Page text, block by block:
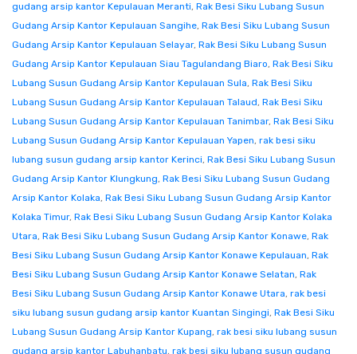
gudang arsip kantor Kepulauan Meranti, Rak Besi Siku Lubang Susun
Gudang Arsip Kantor Kepulauan Sangihe, Rak Besi Siku Lubang Susun
Gudang Arsip Kantor Kepulauan Selayar, Rak Besi Siku Lubang Susun
Gudang Arsip Kantor Kepulauan Siau Tagulandang Biaro, Rak Besi Siku
Lubang Susun Gudang Arsip Kantor Kepulauan Sula, Rak Besi Siku
Lubang Susun Gudang Arsip Kantor Kepulauan Talaud, Rak Besi Siku
Lubang Susun Gudang Arsip Kantor Kepulauan Tanimbar, Rak Besi Siku
Lubang Susun Gudang Arsip Kantor Kepulauan Yapen, rak besi siku
lubang susun gudang arsip kantor Kerinci, Rak Besi Siku Lubang Susun
Gudang Arsip Kantor Klungkung, Rak Besi Siku Lubang Susun Gudang
Arsip Kantor Kolaka, Rak Besi Siku Lubang Susun Gudang Arsip Kantor
Kolaka Timur, Rak Besi Siku Lubang Susun Gudang Arsip Kantor Kolaka
Utara, Rak Besi Siku Lubang Susun Gudang Arsip Kantor Konawe, Rak
Besi Siku Lubang Susun Gudang Arsip Kantor Konawe Kepulauan, Rak
Besi Siku Lubang Susun Gudang Arsip Kantor Konawe Selatan, Rak
Besi Siku Lubang Susun Gudang Arsip Kantor Konawe Utara, rak besi
siku lubang susun gudang arsip kantor Kuantan Singingi, Rak Besi Siku
Lubang Susun Gudang Arsip Kantor Kupang, rak besi siku lubang susun
gudang arsip kantor Labuhanbatu, rak besi siku lubang susun gudang